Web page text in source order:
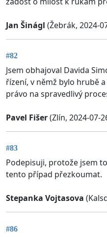
Jan Šinágl (Žebrák, 2024-
#82
Jsem obhajoval Davida
řízení, v němž bylo hrubě
právo na spravedlivý
Pavel Fišer(Zlín, 2024-07-
#83
Podepisuji, protože jsem
tento případ přezkoumat.
Stepanka Vojtasova
#86